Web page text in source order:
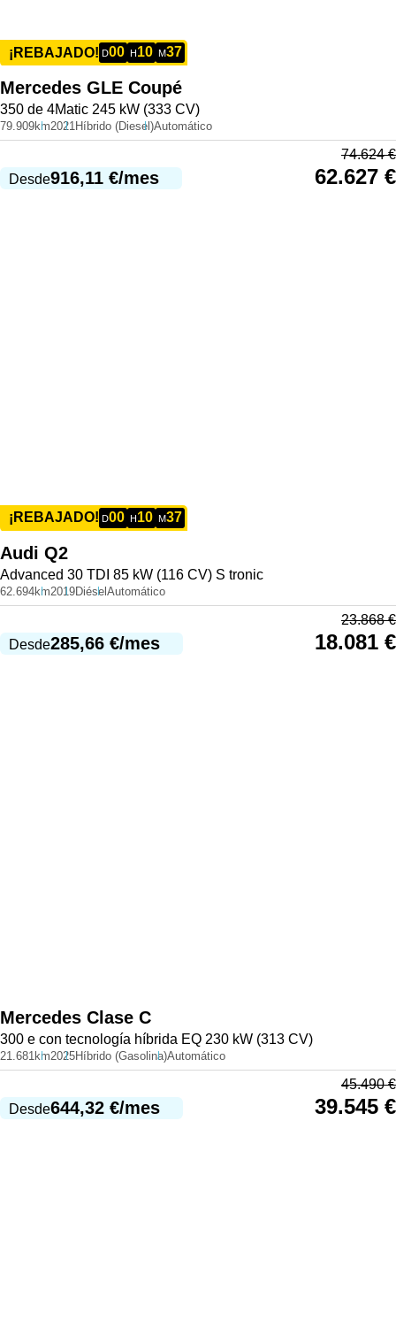
¡REBAJADO! D00 H 10 M37
Mercedes GLE Coupé
350 de 4Matic 245 kW (333 CV)
79.909km2021Híbrido (Diesel)Automático
Desde916,11 €/mes
74.624€
62.627 €
¡REBAJADO! D00 H10 M37
Audi Q2
Advanced 30 TDI 85 kW (116 CV) S tronic
62.694km2019Diésel Automático
Desde285,66 €/mes
23.868€
18.081 €
Mercedes Clase C
300 e con tecnología híbrida EQ 230 kW (313 CV)
21.681km2025Híbrido (Gasolina)Automático
Desde644,32 €/mes
45.490€
39.545 €